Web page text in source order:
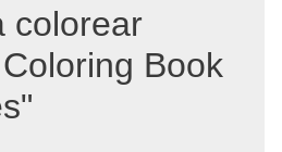
colorear
Book